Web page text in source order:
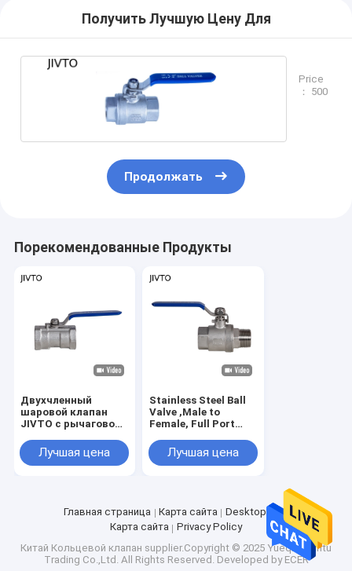
Получить Лучшую Цену Для
Price
： 500
Продолжать
Порекомендованные Продукты
Двухчленный
шаровой клапан
JIVTO с рычаговой
Нержавеющая
сталь, порт NPT,
строительной
техники и т.д.
Лучшая цена
Stainless Steel Ball
Valve ,Male to
Female, Full Port
and Gas
Лучшая цена
Главная страница Карта сайта
Desktop Site
Карта сайта
Privacy Policy
Китай Кольцевой клапан supplier.Copyright © 2025 Yueqing Jintu
Trading Co.,Ltd. All Rights Reserved. Developed by ECER